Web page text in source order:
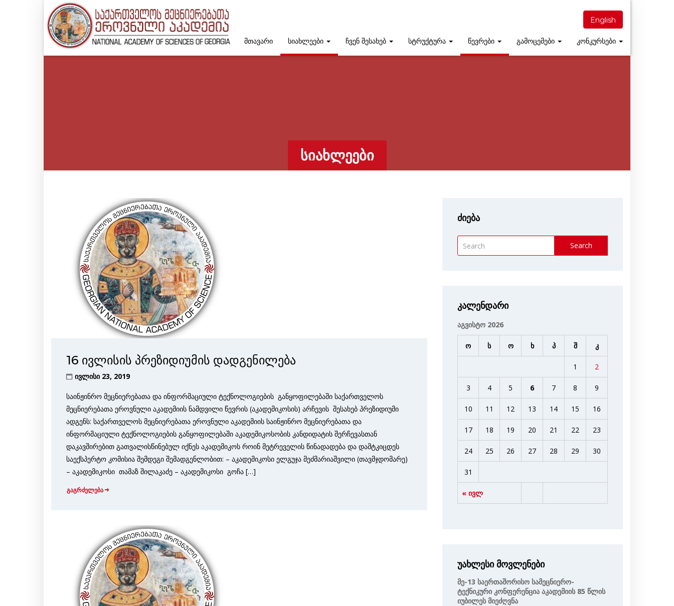
English
მთავარი სიახლეები ჩვენ შესახებ სტრუქტურა წევრები გამოცემები კონკურსები
ᲡᲘᲐᲮᲚᲔᲔᲑᲘ
16 ივლისის პრეზიდიუმის დადგენილება
ივლისი 23, 2019
საინჟინრო მეცნიერებათა და ინფორმაციული ტექნოლო­გიების განყოფილებაში საქართვე­ლოს
მეცნიერებათა ეროვნული აკადემიის ნამდვილი წევრის (აკადემიკოსის) არჩევის შესახებ პრეზიდიუმი
ადგენს: საქართველოს მეცნიერებათა ეროვნული აკადემიის საინჟინრო მეცნიერე­ბათა და
ინფორმაციული ტექნოლოგიების განყოფილებაში აკადემიკოსობის კან­დიდატის შერჩე­ვას­თან
დაკავშირებით გათვალისწინებულ იქნეს აკადემიკოს როინ მეტრეველის წინადა­დება და დამტკიცდეს
საექსპერტო კომისია შემდეგი შემადგენ­ლობით: – აკადემიკოსი ელგუჯა მეძმარიაშვილი (თავმჯდომარე)
– აკადემიკოსი თამაზ შილაკაძე – აკადემიკოსი გოჩა […]
გაგრძელება
ძიება
Search
კალენდარი
აგვისტო 2026
ო ს ო ხ პ შ კ
« ივლ
1 2
3 4 5 6 7 8 9
10 11 12 13 14 15 16
17 18 19 20 21 22 23
24 25 26 27 28 29 30
31
უახლესი მოვლენები
Მე-13 Საერთაშორისო Სამეცნიერო-
Ტექნიკური Კონფერენცია Აკადემიის 85 Წლის
Იუბილეს Მიეძღვნა